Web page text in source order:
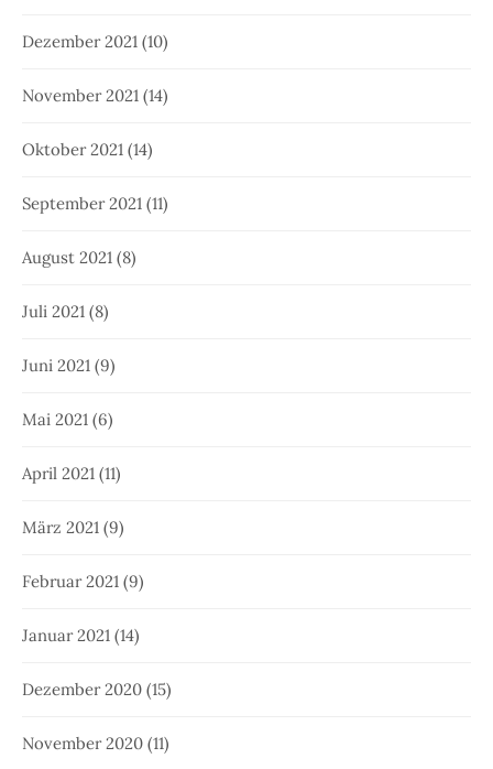
Dezember 2021 (10)
November 2021 (14)
Oktober 2021 (14)
September 2021 (11)
August 2021 (8)
Juli 2021 (8)
Juni 2021 (9)
Mai 2021 (6)
April 2021 (11)
März 2021 (9)
Februar 2021 (9)
Januar 2021 (14)
Dezember 2020 (15)
November 2020 (11)